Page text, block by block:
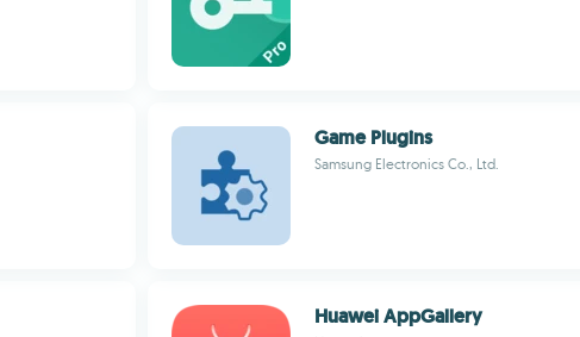
Game Plugins
Samsung Electronics Co., Ltd.
Huawei AppGallery